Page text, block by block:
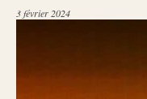
3 février 2024